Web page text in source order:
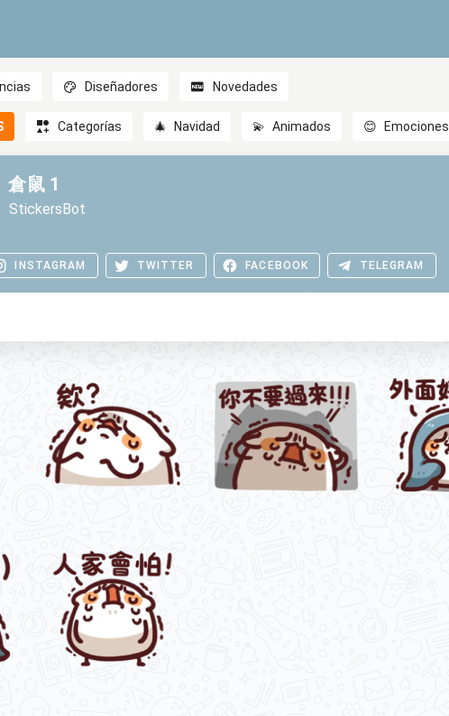
Diseñadores Novedades
Categorías 🎄 Navidad 💫 Animados 😊 Emociones
倉鼠 1
StickersBot
INSTAGRAM TWITTER FACEBOOK TELEGRAM